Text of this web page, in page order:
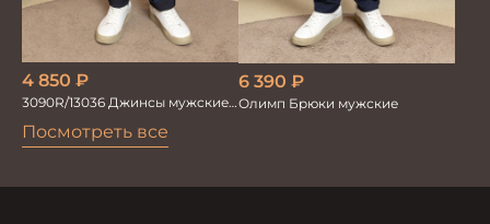
Посмотреть все
4 850 ₽
3090R/13036 Джинсы мужские
6 390 ₽
Олимп Брюки мужские